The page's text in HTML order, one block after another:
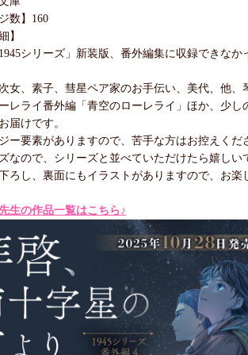
数】160
】
シリーズ」新装版、番外編集に収録できなか
女、素子、彗星ペア家のお手伝い、美代、他、
レライ番外編「青空のローレライ」ほか、少し
届けです。
ー要素がありますので、苦手な方はお控えくだ
なので、シリーズと並べていただけたら嬉しい
ろし、裏面にもイラストがありますので、お楽
生の作品一覧はこちら♪